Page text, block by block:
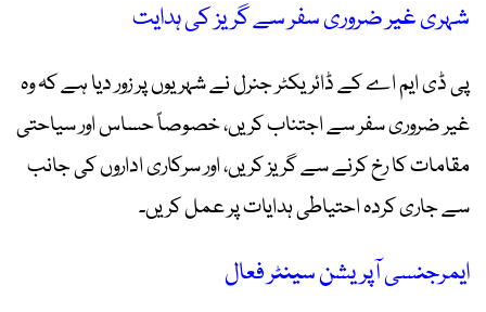
شہری غیر ضروری سفر سے گریز کی ہدایت
پی ڈی ایم اے کے ڈائریکٹر جنرل نے شہریوں پر زور دیا ہے کہ وہ
غیر ضروری سفر سے اجتناب کریں، خصوصاً حساس اور سیاحتی
مقامات کا رخ کرنے سے گریز کریں، اور سرکاری اداروں کی جانب
سے جاری کردہ احتیاطی ہدایات پر عمل کریں۔
ایمرجنسی آپریشن سینٹر فعال